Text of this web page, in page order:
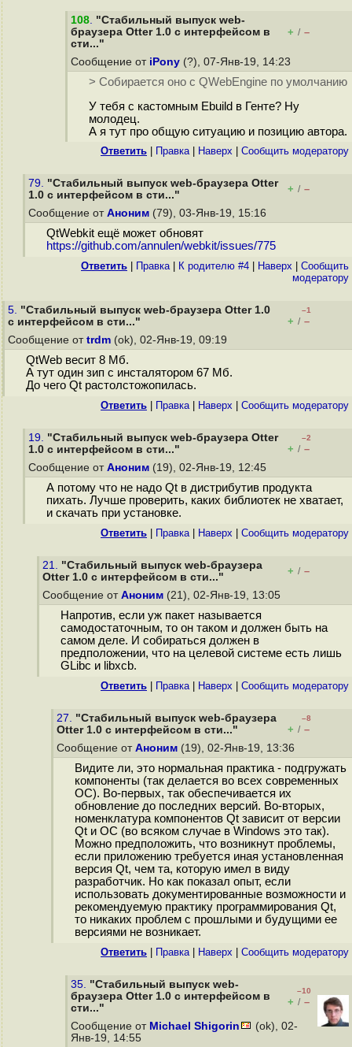
108. "Стабильный выпуск web-
браузера Otter 1.0 с интерфейсом в
сти..."
+ / –
Сообщение от iPony (?), 07-Янв-19, 14:23
> Собирается оно с QWebEngine по умолчанию
У тебя с кастомным Ebuild в Генте? Ну
молодец.
А я тут про общую ситуацию и позицию автора.
Ответить Правка| Наверх Cообщить модератору
79. "Стабильный выпуск web-браузера Otter
1.0 с интерфейсом в сти..."
+ / –
Сообщение от Аноним (79), 03-Янв-19, 15:16
QtWebkit ещё может обновят
https://github.com/annulen/webkit/issues/775
Ответить Правка| К родителю #4 Наверх
Cообщить
модератору
5. "Стабильный выпуск web-браузера Otter 1.0
с интерфейсом в сти..."
–1
+ / –
Сообщение от trdm (ok), 02-Янв-19, 09:19
QtWeb весит 8 Мб.
А тут один зип с инсталятором 67 Мб.
До чего Qt растолстожопилась.
Ответить Правка| Наверх Cообщить модератору
19. "Стабильный выпуск web-браузера Otter
1.0 с интерфейсом в сти..."
–2
+ / –
Сообщение от Аноним (19), 02-Янв-19, 12:45
А потому что не надо Qt в дистрибутив продукта
пихать. Лучше проверить, каких библиотек не хватает,
и скачать при установке.
Ответить Правка| Наверх Cообщить модератору
21. "Стабильный выпуск web-браузера
Otter 1.0 с интерфейсом в сти..."
+ / –
Сообщение от Аноним (21), 02-Янв-19, 13:05
Напротив, если уж пакет называется
самодостаточным, то он таком и должен быть на
самом деле. И собираться должен в
предположении, что на целевой системе есть лишь
GLibc и libxcb.
Ответить Правка| Наверх Cообщить модератору
27. "Стабильный выпуск web-браузера
Otter 1.0 с интерфейсом в сти..."
–8
+ / –
Сообщение от Аноним (19), 02-Янв-19, 13:36
Видите ли, это нормальная практика - подгружать
компоненты (так делается во всех современных
ОС). Во-первых, так обеспечивается их
обновление до последних версий. Во-вторых,
номенклатура компонентов Qt зависит от версии
Qt и ОС (во всяком случае в Windows это так).
Можно предположить, что возникнут проблемы,
если приложению требуется иная установленная
версия Qt, чем та, которую имел в виду
разработчик. Но как показал опыт, если
использовать документированные возможности и
рекомендуемую практику программирования Qt,
то никаких проблем с прошлыми и будущими ее
версиями не возникает.
Ответить Правка| Наверх Cообщить модератору
35. "Стабильный выпуск web-
браузера Otter 1.0 с интерфейсом в
сти..."
–10
+ / –
Сообщение от Michael Shigorin
(ok), 02-
Янв-19, 14:55